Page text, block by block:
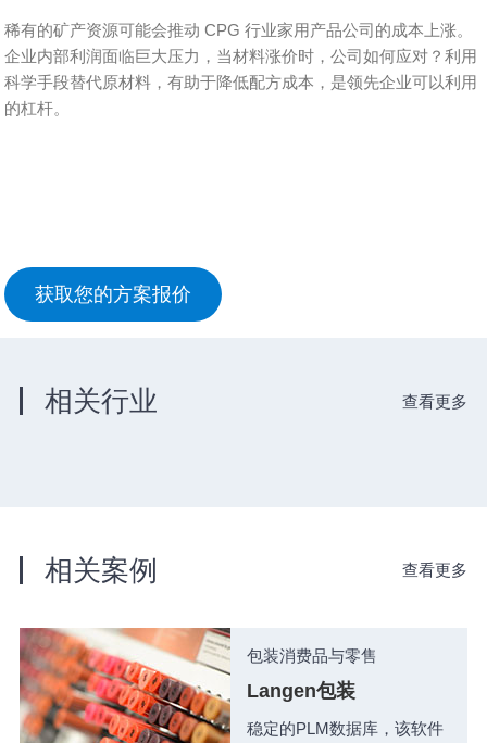
稀有的矿产资源可能会推动 CPG 行业家用产品公司的成本上涨。
企业内部利润面临巨大压力，当材料涨价时，公司如何应对？利用
科学手段替代原材料，有助于降低配方成本，是领先企业可以利用
的杠杆。
获取您的方案报价
相关行业 查看更多
相关案例 查看更多
包装消费品与零售
Langen包装
稳定的PLM数据库，该软件